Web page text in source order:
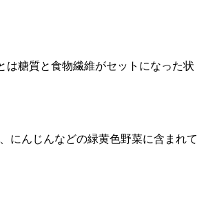
は糖質と食物繊維がセットになった状
にんじんなどの緑黄色野菜に含まれて